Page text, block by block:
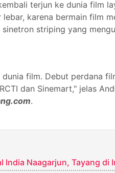
terjun ke dunia film
lebar, karena bermain film
striping yang
film. Debut perdana
dan Sinemart," jelas
.
India Naagarjun, Tayang di